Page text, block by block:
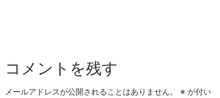
コメントを残す
メールアドレスが公開されることはありません。 ※ が付い